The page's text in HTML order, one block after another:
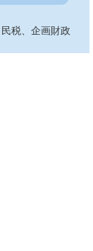
税、企画財政